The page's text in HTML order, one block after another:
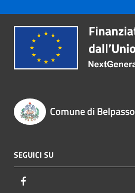
Comune di Belpasso
SEGUICI SU